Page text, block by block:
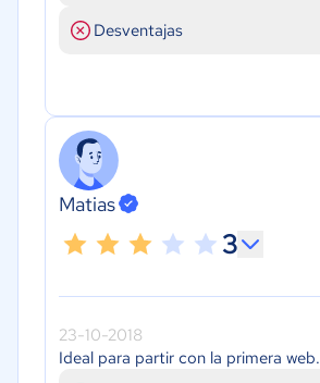
Desventajas
Matias
3
23-10-2018
Ideal para partir con la primera web.